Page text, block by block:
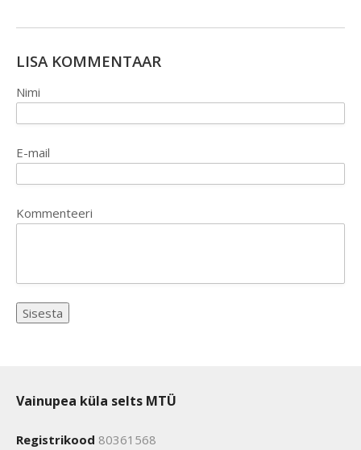
LISA KOMMENTAAR
Nimi
E-mail
Kommenteeri
Vainupea küla selts MTÜ
Registrikood 80361568